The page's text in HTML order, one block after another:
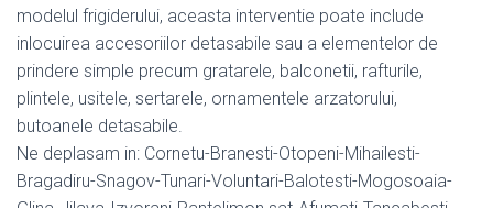
modelul frigiderului, aceasta interventie poate include
inlocuirea accesoriilor detasabile sau a elementelor de
prindere simple precum gratarele, balconetii, rafturile,
plintele, usitele, sertarele, ornamentele arzatorului,
butoanele detasabile.
Ne deplasam in: Cornetu-Branesti-Otopeni-Mihailesti-
Bragadiru-Snagov-Tunari-Voluntari-Balotesti-Mogosoaia-